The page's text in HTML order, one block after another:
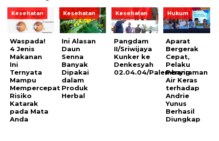
Kesehatan
Waspada!
4 Jenis
Makanan
Ini
Ternyata
Mampu
Mempercepat
Risiko
Katarak
pada Mata
Anda
Kesehatan
Ini Alasan
Daun
Senna
Banyak
Dipakai
dalam
Produk
Herbal
Kesehatan
Pangdam
II/Sriwijaya
Kunker ke
Denkesyah
02.04.04/Palembang
Hukum
Aparat
Bergerak
Cepat,
Pelaku
Penyiraman
Air Keras
terhadap
Andrie
Yunus
Berhasil
Diungkap